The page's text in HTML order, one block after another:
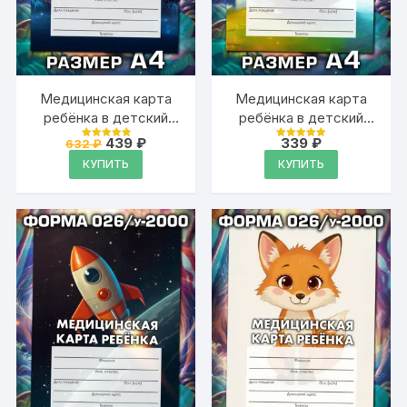
Медицинская карта
ребёнка в детский
сад и школу большая,
А4
Оценка
из 5
632₽Первоначальная
цена
составляла
632 ₽.
439₽Текущая
КУПИТЬ
Медицинская карта
ребёнка в детский
сад и школу большая,
А4
Оценка
из 5
339 ₽
КУПИТЬ